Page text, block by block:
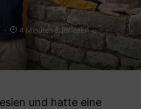
4 Minuten zum lesen
und hatte eine